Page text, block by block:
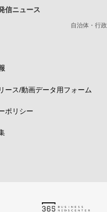
信ニュース
自治体・行政
ース/動画データ用フォーム
ポリシー